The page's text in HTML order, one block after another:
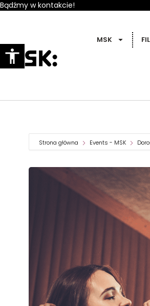
Bądźmy w kontakcie!
MSK
Strona główna Events - MSK